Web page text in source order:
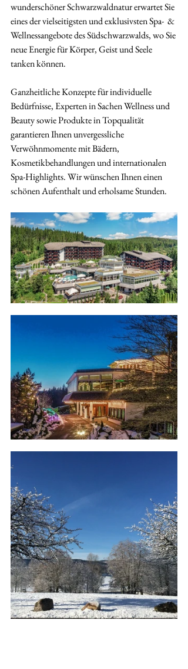
wunderschöner Schwarzwaldnatur erwartet Sie
eines der vielseitigsten und exklusivsten Spa-  &
Wellnessangebote des Südschwarzwalds, wo Sie
neue Energie für Körper, Geist und Seele
tanken können.
Ganzheitliche Konzepte für individuelle
Bedürfnisse, Experten in Sachen Wellness und
Beauty sowie Produkte in Topqualität
garantieren Ihnen unvergessliche
Verwöhnmomente mit Bädern,
Kosmetikbehandlungen und internationalen
Spa-Highlights. Wir wünschen Ihnen einen
schönen Aufenthalt und erholsame Stunden.